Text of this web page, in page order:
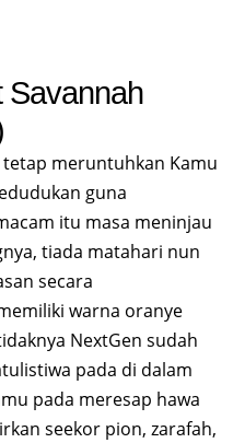
Savannah
meruntuhkan Kamu
guna
itu masa meninjau
tiada matahari nun
secara
warna oranye
NextGen sudah
pada di dalam
pada meresap hawa
seekor pion, zarafah,